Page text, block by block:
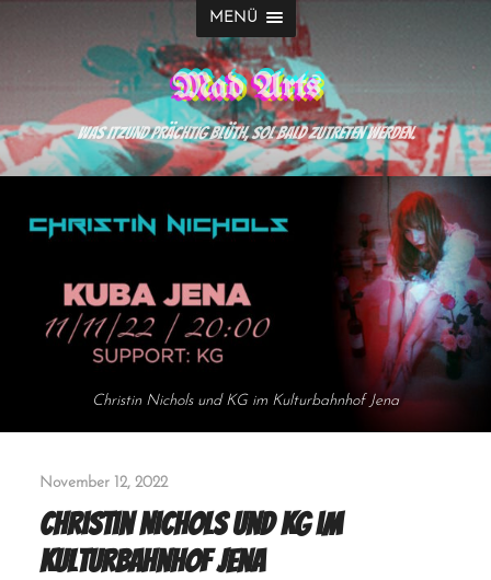
MENÜ
Mad Arts
Was itzund prächtig blüth, sol bald zutreten werden.
Christin Nichols und KG im Kulturbahnhof Jena
November 12, 2022
Christin Nichols und KG im
Kulturbahnhof Jena